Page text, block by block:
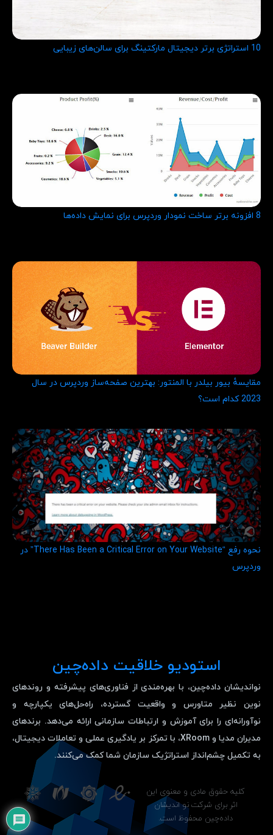
10 استراتژی برتر دیجیتال مارکتینگ برای سالن‌های زیبایی
8 افزونه برتر ساخت نمودار وردپرس برای نمایش داده‌ها
مقایسهٔ بیور بیلدر با المنتور: بهترین صفحه‌ساز وردپرس در سال
2023 کدام است؟
نحوه رفع “There Has Been a Critical Error on Your Website” در
وردپرس
استودیو خلاقیت داده‌چین
نواندیشان داده‌چین، با بهره‌مندی از فناوری‌های پیشرفته و روندهای
نوین نظیر متاورس و واقعیت گسترده، راه‌حل‌های یکپارچه و
نوآورانه‌ای را برای آموزش و ارتباطات سازمانی ارائه می‌دهد. برندهای
مدیران مدیا و XRoom، با تمرکز بر یادگیری عملی و تعاملات دیجیتال،
به تکمیل چشم‌انداز استراتژیک سازمان شما کمک می‌کنند.
کلیه حقوق مادی و معنوی این
اثر برای شرکت نو اندیشان
داده‌چین محفوظ است.